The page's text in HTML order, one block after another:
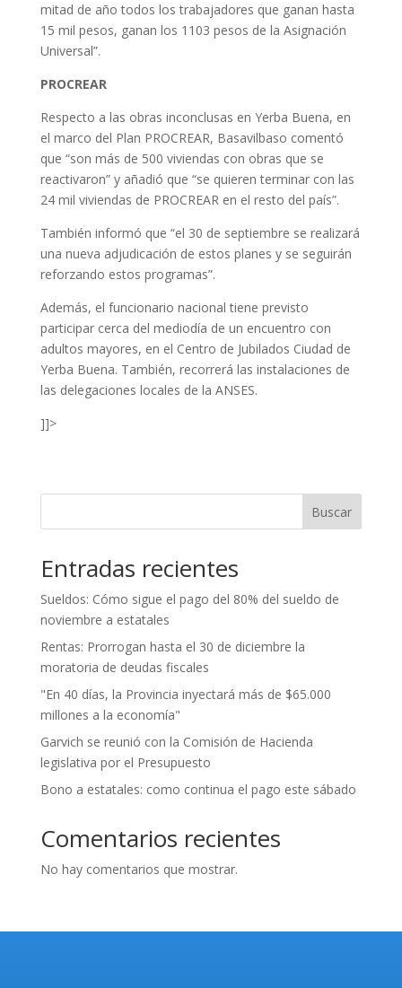
mitad de año todos los trabajadores que ganan hasta
15 mil pesos, ganan los 1103 pesos de la Asignación
Universal”.
PROCREAR
Respecto a las obras inconclusas en Yerba Buena, en
el marco del Plan PROCREAR, Basavilbaso comentó
que “son más de 500 viviendas con obras que se
reactivaron” y añadió que “se quieren terminar con las
24 mil viviendas de PROCREAR en el resto del país”.
También informó que “el 30 de septiembre se realizará
una nueva adjudicación de estos planes y se seguirán
reforzando estos programas”.
Además, el funcionario nacional tiene previsto
participar cerca del mediodía de un encuentro con
adultos mayores, en el Centro de Jubilados Ciudad de
Yerba Buena. También, recorrerá las instalaciones de
las delegaciones locales de la ANSES.
]]>
Buscar
Entradas recientes
Sueldos: Cómo sigue el pago del 80% del sueldo de
noviembre a estatales
Rentas: Prorrogan hasta el 30 de diciembre la
moratoria de deudas fiscales
"En 40 días, la Provincia inyectará más de $65.000
millones a la economía"
Garvich se reunió con la Comisión de Hacienda
legislativa por el Presupuesto
Bono a estatales: como continua el pago este sábado
Comentarios recientes
No hay comentarios que mostrar.